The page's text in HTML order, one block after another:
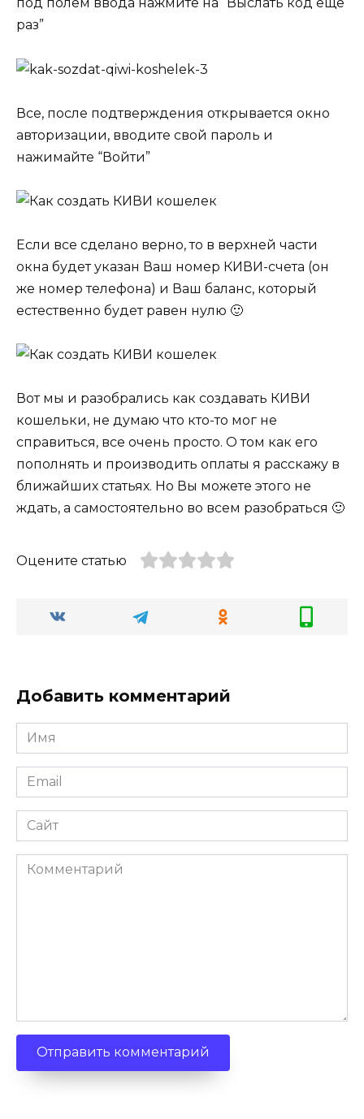
под полем ввода нажмите на “Выслать код еще
раз”
Все, после подтверждения открывается окно
авторизации, вводите свой пароль и
нажимайте “Войти”
Если все сделано верно, то в верхней части
окна будет указан Ваш номер КИВИ-счета (он
же номер телефона) и Ваш баланс, который
естественно будет равен нулю 🙂
Вот мы и разобрались как создавать КИВИ
кошельки, не думаю что кто-то мог не
справиться, все очень просто. О том как его
пополнять и производить оплаты я расскажу в
ближайших статьях. Но Вы можете этого не
ждать, а самостоятельно во всем разобраться 🙂
Оцените статью
Добавить комментарий
Имя
*
Email
*
Сайт
Комментарий